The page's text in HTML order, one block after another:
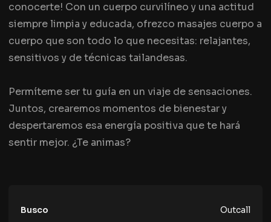
conocerte! Con un cuerpo curvilíneo y una actitud
siempre limpia y educada, ofrezco masajes cuerpo a
cuerpo que son todo lo que necesitas: relajantes,
sensitivos y de técnicas tailandesas.
Permíteme ser tu guía en un viaje de sensaciones.
Juntos, crearemos momentos de bienestar y
despertaremos esa energía positiva que te hará
sentir mejor. ¿Te animas?
Busco Outcall